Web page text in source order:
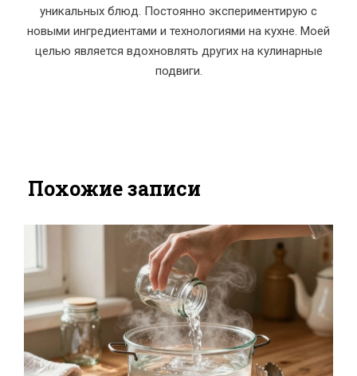
уникальных блюд. Постоянно экспериментирую с
новыми ингредиентами и технологиями на кухне. Моей
целью является вдохновлять других на кулинарные
подвиги.
Похожие записи